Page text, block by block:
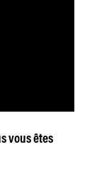
vous êtes